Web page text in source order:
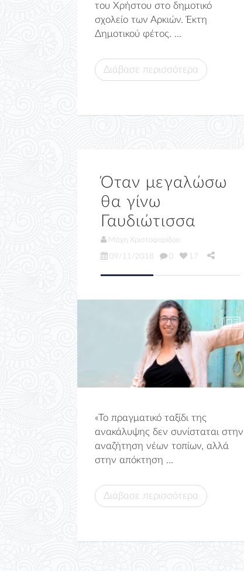
του Χρήστου στο δημοτικό
σχολείο των Αρκιών. Έκτη
Δημοτικού φέτος. ...
Διάβασε περισσότερα
Όταν μεγαλώσω
θα γίνω
Γαυδιώτισσα
Μάχη Χριστοφορίδου
09/11/2018
0 17
«Το πραγματικό ταξίδι της
ανακάλυψης δεν συνίσταται στην
αναζήτηση νέων τοπίων, αλλά
στην απόκτηση ...
Διάβασε περισσότερα